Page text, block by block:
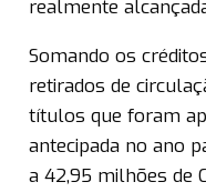
realmente
Somando os
retirados de
títulos que foram
antecipada no ano
a 42,95 milhões de